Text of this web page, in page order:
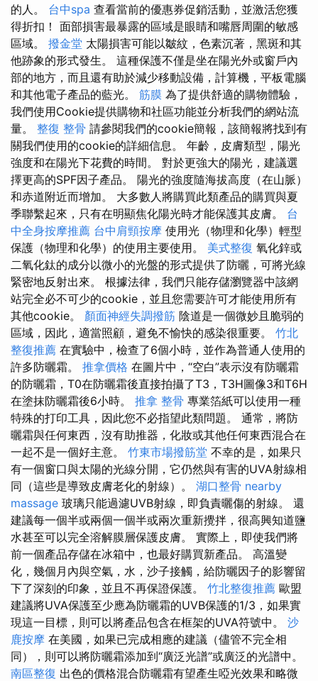
的人。 台中spa 查看當前的優惠券促銷活動，並激活您獲
得折扣！ 面部損害最暴露的區域是眼睛和嘴唇周圍的敏感
區域。 撥金堂 太陽損害可能以皺紋，色素沉著，黑斑和其
他跡象的形式發生。 這種保護不僅是坐在陽光外或窗戶內
部的地方，而且還有助於減少移動設備，計算機，平板電腦
和其他電子產品的藍光。 筋膜 為了提供舒適的購物體驗，
我們使用Cookie提供購物和社區功能並分析我們的網站流
量。 整復 整骨 請參閱我們的cookie簡報，該簡報將找到有
關我們使用的cookie的詳細信息。 年齡，皮膚類型，陽光
強度和在陽光下花費的時間。 對於更強大的陽光，建議選
擇更高的SPF因子產品。 陽光的強度隨海拔高度（在山脈）
和赤道附近而增加。 大多數人將購買此類產品的購買與夏
季聯繫起來，只有在明顯焦化陽光時才能保護其皮膚。 台
中全身按摩推薦 台中肩頸按摩 使用光（物理和化學）輕型
保護（物理和化學）的使用主要使用。 美式整復 氧化鋅或
二氧化鈦的成分以微小的光盤的形式提供了防曬，可將光線
緊密地反射出來。 根據法律，我們只能存儲瀏覽器中該網
站完全必不可少的cookie，並且您需要許可才能使用所有
其他cookie。 顏面神經失調撥筋 陰道是一個微妙且脆弱的
區域，因此，適當照顧，避免不愉快的感染很重要。 竹北
整復推薦 在實驗中，檢查了6個小時，並作為普通人使用的
許多防曬霜。 推拿價格 在圖片中，“空白”表示沒有防曬霜
的防曬霜，T0在防曬霜後直接拍攝了T3，T3H圖像3和T6H
在塗抹防曬霜後6小時。 推拿 整骨 專業箔紙可以使用一種
特殊的打印工具，因此您不必指望此類問題。 通常，將防
曬霜與任何東西，沒有助推器，化妝或其他任何東西混合在
一起不是一個好主意。 竹東市場撥筋堂 不幸的是，如果只
有一個窗口與太陽的光線分開，它仍然與有害的UVA射線相
同（這些是導致皮膚老化的射線）。 湖口整骨 nearby
massage 玻璃只能過濾UVB射線，即負責曬傷的射線。 還
建議每一個半或兩個一個半或兩次重新攪拌，很高興知道鹽
水甚至可以完全溶解膜層保護皮膚。 實際上，即使我們將
前一個產品存儲在冰箱中，也最好購買新產品。 高溫變
化，幾個月內與空氣，水，沙子接觸，給防曬因子的影響留
下了深刻的印象，並且不再保證保護。 竹北整復推薦 歐盟
建議將UVA保護至少應為防曬霜的UVB保護的1/3，如果實
現這一目標，則可以將產品包含在框架的UVA符號中。 沙
鹿按摩 在美國，如果已完成相應的建議（儘管不完全相
同），則可以將防曬霜添加到“廣泛光譜”或廣泛的光譜中。
南區整復 出色的價格混合防曬霜有望產生啞光效果和略微